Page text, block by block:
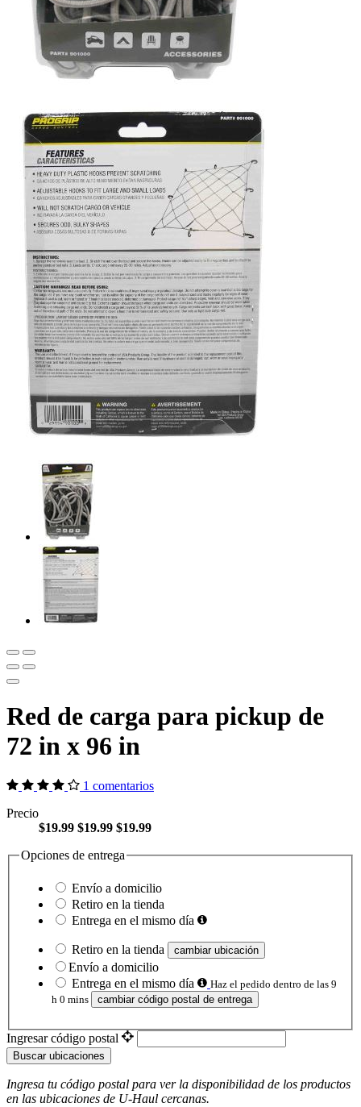
Red de carga para pickup de
72 in x 96 in
1 comentarios
Precio
$19.99 $19.99 $19.99
Opciones de entrega
Envío a domicilio
Retiro en la tienda
Entrega en el mismo día
Retiro en la tienda cambiar ubicación
Envío a domicilio
Entrega en el mismo día
Haz el pedido dentro de las 9
h 0 mins
cambiar código postal de entrega
Ingresar código postal
Buscar ubicaciones
Ingresa tu código postal para ver la disponibilidad de los productos
en las ubicaciones de U-Haul ​​​​​​​ cercanas.